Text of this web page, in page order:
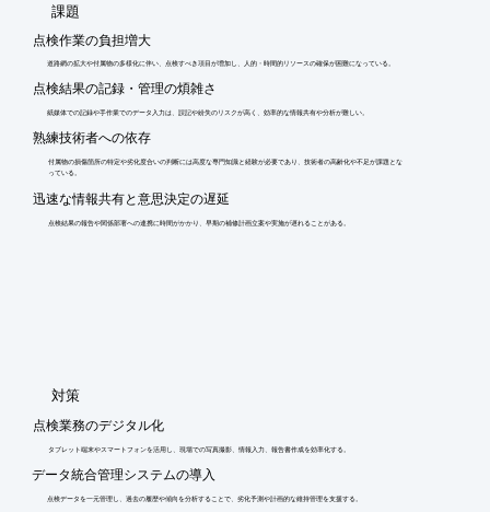
​課題
点検作業の負担増大
道路網の拡大や付属物の多様化に伴い、点検すべき項目が増加し、人的・時間的リソースの確保が困難になっている。
点検結果の記録・管理の煩雑さ
紙媒体での記録や手作業でのデータ入力は、誤記や紛失のリスクが高く、効率的な情報共有や分析が難しい。
熟練技術者への依存
付属物の損傷箇所の特定や劣化度合いの判断には高度な専門知識と経験が必要であり、技術者の高齢化や不足が課題とな
っている。
迅速な情報共有と意思決定の遅延
点検結果の報告や関係部署への連携に時間がかかり、早期の補修計画立案や実施が遅れることがある。
​対策
点検業務のデジタル化
タブレット端末やスマートフォンを活用し、現場での写真撮影、情報入力、報告書作成を効率化する。
データ統合管理システムの導入
点検データを一元管理し、過去の履歴や傾向を分析することで、劣化予測や計画的な維持管理を支援する。